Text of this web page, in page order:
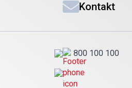
Kontakt
800 100 100